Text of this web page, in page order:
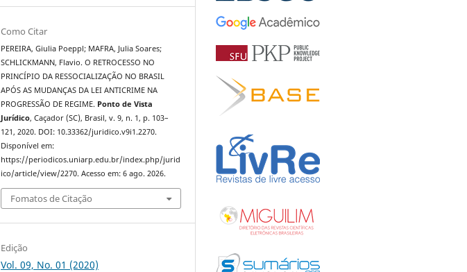
Como Citar
PEREIRA, Giulia Poeppl; MAFRA, Julia Soares;
SCHLICKMANN, Flavio. O RETROCESSO NO
PRINCÍPIO DA RESSOCIALIZAÇÃO NO BRASIL
APÓS AS MUDANÇAS DA LEI ANTICRIME NA
PROGRESSÃO DE REGIME. Ponto de Vista
Jurídico, Caçador (SC), Brasil, v. 9, n. 1, p. 103–
121, 2020. DOI: 10.33362/juridico.v9i1.2270.
Disponível em:
https://periodicos.uniarp.edu.br/index.php/jurid
ico/article/view/2270. Acesso em: 6 ago. 2026.
Fomatos de Citação
Edição
Vol. 09, No. 01 (2020)